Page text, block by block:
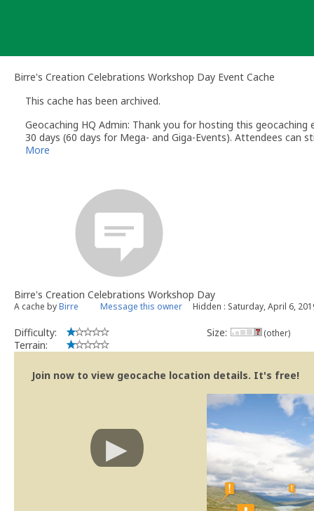
Birre's Creation Celebrations Workshop Day Event Cache
This cache has been archived.
Geocaching HQ Admin: Thank you for hosting this
30 days (60 days for Mega- and Giga-Events). Attendees can
More
Birre's Creation Celebrations Workshop Day
A cache byBirre Message this owner Hidden : Saturday, April 6,
Difficulty:
Terrain:
Size: (other)
Join now to view geocache location details. It's free!